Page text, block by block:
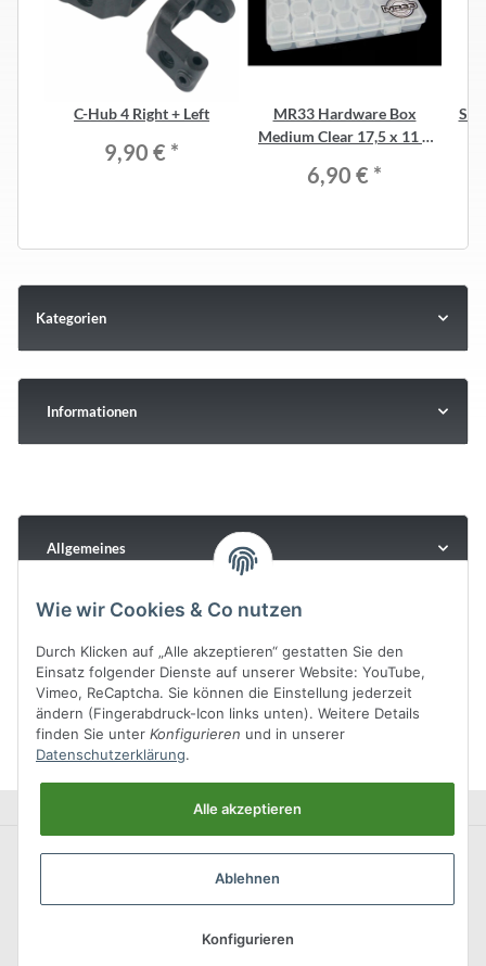
C-Hub 4 Right + Left
9,90 € *
MR33 Hardware Box
Medium Clear 17,5 x 11 x
6,90 € *
Kategorien
Informationen
Allgemeines
* Alle Preise inkl. gesetzlicher USt., zzgl.
Wie wir Cookies & Co nutzen
Durch Klicken auf „Alle akzeptieren“ gestatten Sie den
Einsatz folgender Dienste auf unserer Website: YouTube,
Vimeo, ReCaptcha. Sie können die Einstellung jederzeit
ändern (Fingerabdruck-Icon links unten). Weitere Details
finden Sie unter Konfigurieren und in unserer
Datenschutzerklärung.
Alle akzeptieren
Ablehnen
Konfigurieren